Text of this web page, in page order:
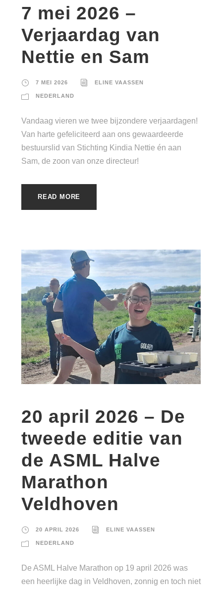
7 mei 2026 –
Verjaardag van
Nettie en Sam
7 MEI 2026 ELINE VAASSEN
NEDERLAND
Vandaag vieren we twee bijzondere verjaardagen!
Van harte gefeliciteerd aan ons gewaardeerde
bestuurslid van Stichting Kindia Nettie én aan
Sam, de zoon van onze directeur!
READ MORE
20 april 2026 – De
tweede editie van
de ASML Halve
Marathon
Veldhoven
20 APRIL 2026 ELINE VAASSEN
NEDERLAND
De ASML Halve Marathon op 19 april 2026 was
een heerlijke dag in Veldhoven, zonnig en toch niet